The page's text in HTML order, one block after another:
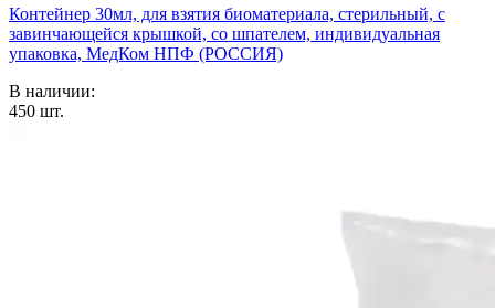
Контейнер 30мл, для взятия биоматериала, стерильный, с
завинчающейся крышкой, со шпателем, индивидуальная
упаковка, МедКом НПФ (РОССИЯ)
В наличии:
450 шт.